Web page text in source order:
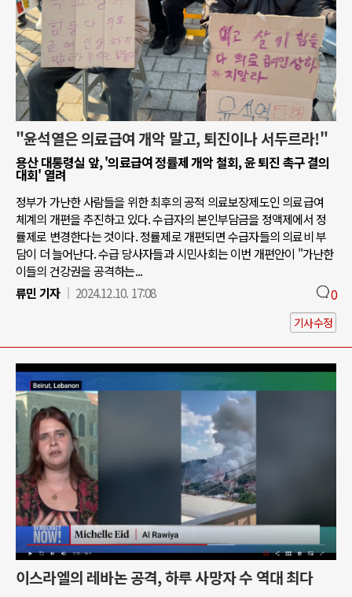
"윤석열은 의료급여 개악 말고, 퇴진이나 서두르라!"
용산 대통령실 앞, '의료급여 정률제 개악 철회, 윤 퇴진 촉구 결의
대회' 열려
정부가 가난한 사람들을 위한 최후의 공적 의료보장제도인 의료급여
체계의 개편을 추진하고 있다. 수급자의 본인부담금을 정액제에서 정
률제로 변경한다는 것이다. 정률제로 개편되면 수급자들의 의료비 부
담이 더 늘어난다. 수급 당사자들과 시민사회는 이번 개편안이 "가난한
이들의 건강권을 공격하는...
류민 기자
2024.12.10. 17:08 0
기사수정
이스라엘의 레바논 공격, 하루 사망자 수 역대 최다